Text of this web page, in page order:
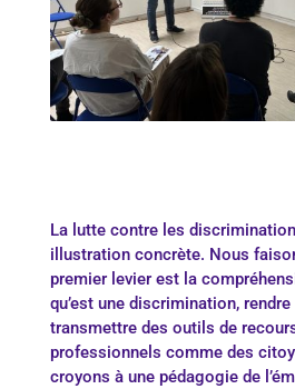
La lutte contre les
illustration concrète. Nous
premier levier est la
qu’est une discrimination,
transmettre des outils de
professionnels comme des
croyons à une pédagogie de